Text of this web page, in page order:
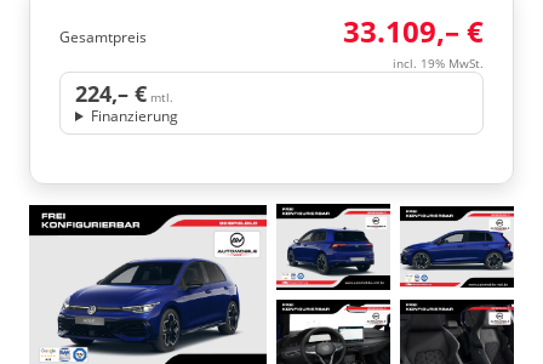
Gesamtpreis 33.109,– €
incl. 19% MwSt.
224,– € mtl.
Finanzierung